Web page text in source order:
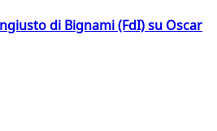
di Bignami (FdI) su Oscar